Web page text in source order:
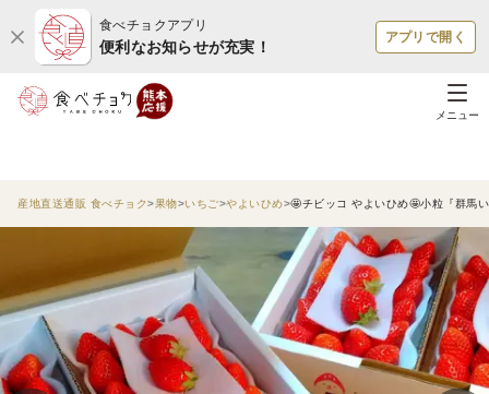
食べチョクアプリ
便利なお知らせが充実！
アプリで開く
メニュー
産地直送通販 食べチョク 果物 いちご やよいひめ 🤩チビッコ やよいひめ🤩小粒『群馬